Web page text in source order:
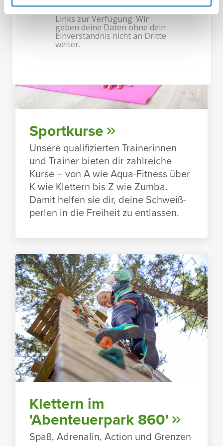
Sport­kurse
Unsere quali­fi­zierten Trai­ne­rinnen
und Trainer bieten dir zahl­reiche
Kurse – von A wie Aqua-Fitness über
K wie Klet­tern bis Z wie Zumba.
Damit helfen sie dir, deine Schweiß­
perlen in die Frei­heit zu entlassen.
Klet­tern im
'Aben­teu­er­park 860'
Spaß, Adre­nalin, Action und Grenzen